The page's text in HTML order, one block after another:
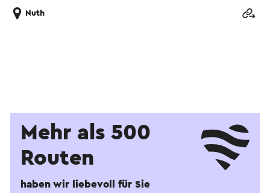
Nuth
Mehr als 500
Routen
haben wir liebevoll für Sie